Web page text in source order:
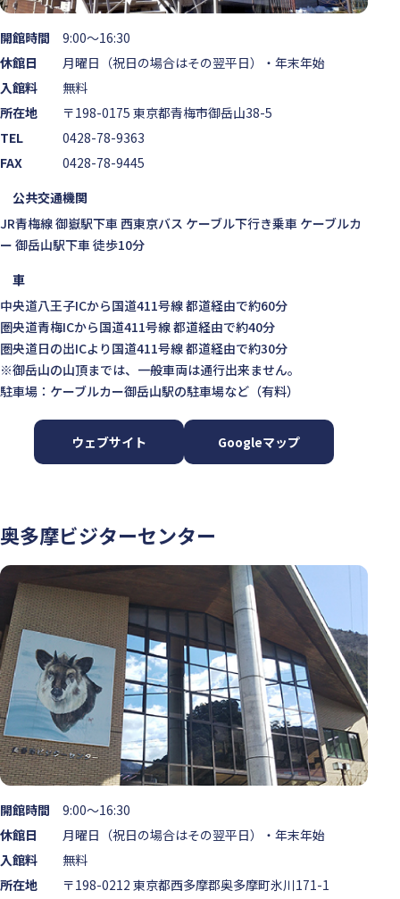
開館時間
9:00～16:30
休館日
月曜日（祝日の場合はその翌平日）・年末年始
入館料
無料
所在地
〒198-0175 東京都青梅市御岳山38-5
TEL
0428-78-9363
FAX
0428-78-9445
公共交通機関
JR青梅線 御嶽駅下車 西東京バス ケーブル下行き乗車 ケーブルカ
ー 御岳山駅下車 徒歩10分
車
中央道八王子ICから国道411号線 都道経由で約60分
圏央道青梅ICから国道411号線 都道経由で約40分
圏央道日の出ICより国道411号線 都道経由で約30分
※御岳山の山頂までは、一般車両は通行出来ません。
駐車場：ケーブルカー御岳山駅の駐車場など（有料）
ウェブサイト Googleマップ
奥多摩ビジターセンター
開館時間
9:00～16:30
休館日
月曜日（祝日の場合はその翌平日）・年末年始
入館料
無料
所在地
〒198-0212 東京都西多摩郡奥多摩町氷川171-1